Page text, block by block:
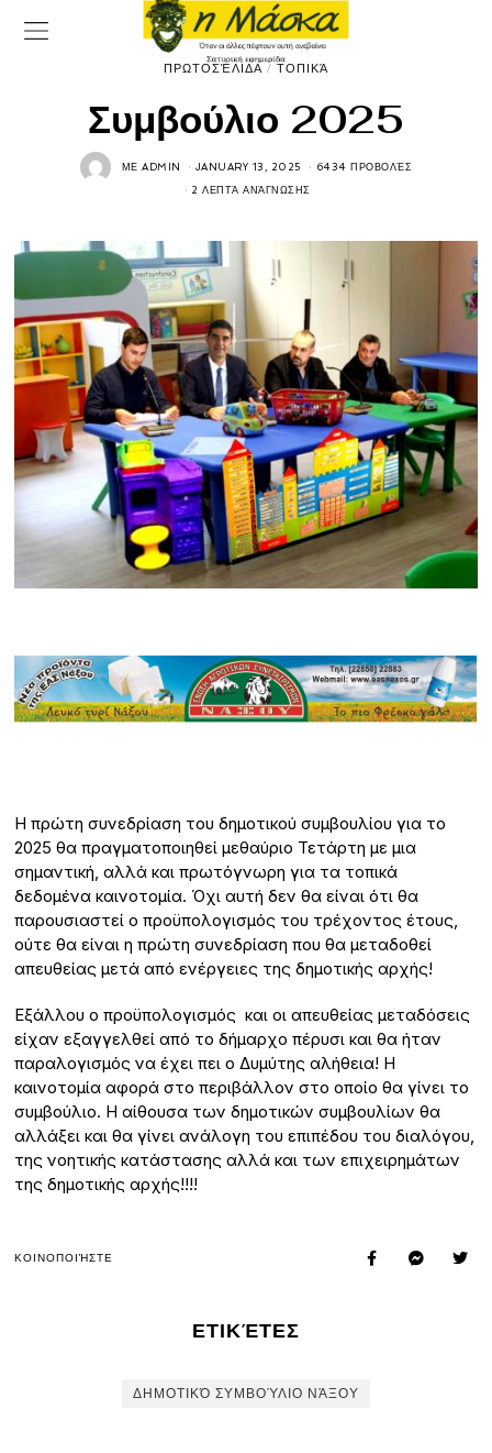
ΠΡΩΤΟΣΈΛΙΔΑ / ΤΟΠΙΚΆ
Συμβούλιο 2025
ΜΕADMIN JANUARY 13, 2025 6434 ΠΡΟΒΟΛΈΣ
2 ΛΕΠΤΆ ΑΝΆΓΝΩΣΗΣ
Η πρώτη συνεδρίαση του δημοτικού συμβουλίου για το
2025 θα πραγματοποιηθεί μεθαύριο Τετάρτη με μια
σημαντική, αλλά και πρωτόγνωρη για τα τοπικά
δεδομένα καινοτομία. Όχι αυτή δεν θα είναι ότι θα
παρουσιαστεί ο προϋπολογισμός του τρέχοντος έτους,
ούτε θα είναι η πρώτη συνεδρίαση που θα μεταδοθεί
απευθείας μετά από ενέργειες της δημοτικής αρχής!
Εξάλλου ο προϋπολογισμός και οι απευθείας μεταδόσεις
είχαν εξαγγελθεί από το δήμαρχο πέρυσι και θα ήταν
παραλογισμός να έχει πει ο Δυμύτης αλήθεια! Η
καινοτομία αφορά στο περιβάλλον στο οποίο θα γίνει το
συμβούλιο. Η αίθουσα των δημοτικών συμβουλίων θα
αλλάξει και θα γίνει ανάλογη του επιπέδου του διαλόγου,
της νοητικής κατάστασης αλλά και των επιχειρημάτων
της δημοτικής αρχής!!!!
ΚΟΙΝΟΠΟΙΉΣΤΕ
ΕΤΙΚΈΤΕΣ
ΔΗΜΟΤΙΚΌ ΣΥΜΒΟΎΛΙΟ ΝΆΞΟΥ